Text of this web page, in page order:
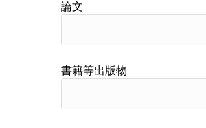
論文
書籍等出版物